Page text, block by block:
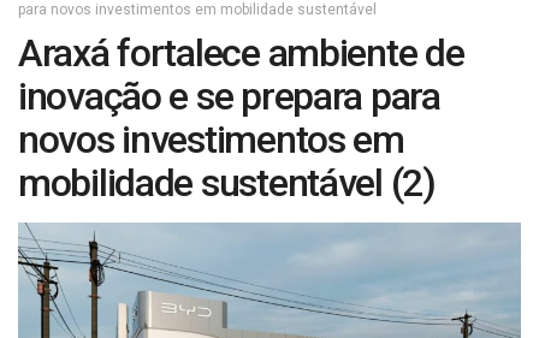
para novos investimentos em mobilidade sustentável
Araxá fortalece ambiente de
inovação e se prepara para
novos investimentos em
mobilidade sustentável (2)